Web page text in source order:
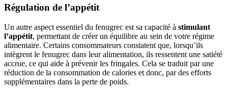
Régulation de l’appétit
Un autre aspect essentiel du fenugrec est sa capacité à stimulant
l’appétit, permettant de créer un équilibre au sein de votre régime
alimentaire. Certains consommateurs constatent que, lorsqu’ils
intègrent le fenugrec dans leur alimentation, ils ressentent une satiété
accrue, ce qui aide à prévenir les fringales. Cela se traduit par une
réduction de la consommation de calories et donc, par des efforts
supplémentaires dans la perte de poids.